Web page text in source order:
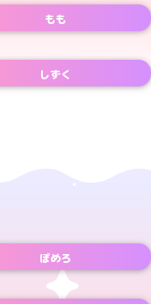
もも
しずく
ぽめろ